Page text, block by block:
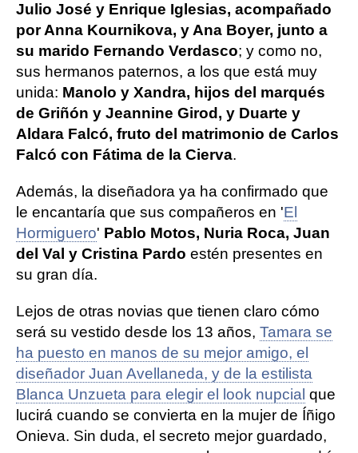
Julio José y Enrique Iglesias, acompañado
por Anna Kournikova, y Ana Boyer, junto a
su marido Fernando Verdasco; y como no,
sus hermanos paternos, a los que está muy
unida: Manolo y Xandra, hijos del marqués
de Griñón y Jeannine Girod, y Duarte y
Aldara Falcó, fruto del matrimonio de Carlos
Falcó con Fátima de la Cierva.
Además, la diseñadora ya ha confirmado que
le encantaría que sus compañeros en 'El
Hormiguero' Pablo Motos, Nuria Roca, Juan
del Val y Cristina Pardo estén presentes en
su gran día.
Lejos de otras novias que tienen claro cómo
será su vestido desde los 13 años, Tamara se
ha puesto en manos de su mejor amigo, el
diseñador Juan Avellaneda, y de la estilista
Blanca Unzueta para elegir el look nupcial que
lucirá cuando se convierta en la mujer de Íñigo
Onieva. Sin duda, el secreto mejor guardado,